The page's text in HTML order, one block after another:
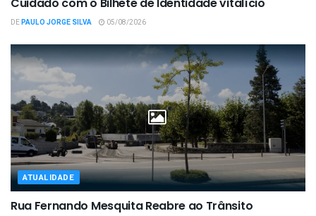
Cuidado com o Bilhete de Identidade vitalício
DEPAULO JORGE SILVA 05/08/2026
ATUALIDADE
Rua Fernando Mesquita Reabre ao Trânsito